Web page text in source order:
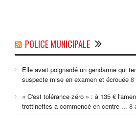
POLICE MUNICIPALE
Elle avait poignardé un gendarme qui
suspecte mise en examen et écrouée 8
« C'est tolérance zéro » : à 135 €
trottinettes a commencé en centre ... 8